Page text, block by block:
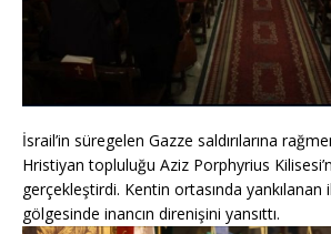
İsrail’in süregelen Gazze saldırılarına
Hristiyan topluluğu Aziz Porphyrius
gerçekleştirdi. Kentin ortasında yankılanan
gölgesinde inancın direnişini yansıttı.